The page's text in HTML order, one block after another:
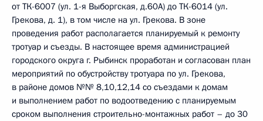
от ТК-6007 (ул. 1-я Выборгская, д.60А) до ТК-6014 (ул.
Грекова, д. 1), в том числе на ул. Грекова. В зоне
проведения работ располагается планируемый к ремонту
тротуар и съезды. В настоящее время администрацией
городского округа г. Рыбинск проработан и согласован план
мероприятий по обустройству тротуара по ул. Грекова,
в районе домов №№ 8,10,12,14 со съездами к домам
и выполнением работ по водоотведению с планируемым
сроком выполнения строительно-монтажных работ – до 30